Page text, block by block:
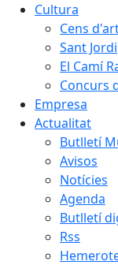
Cultura
Cens
Sant Jordi
El Camí
Concurs
Empresa
Actualitat
Butlletí
Avisos
Notícies
Agenda
Butlletí
Rss